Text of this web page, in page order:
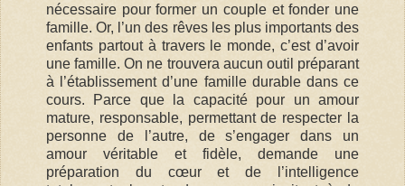
nécessaire pour former un couple et fonder une
famille. Or, l’un des rêves les plus importants des
enfants partout à travers le monde, c’est d’avoir
une famille. On ne trouvera aucun outil préparant
à l’établissement d’une famille durable dans ce
cours. Parce que la capacité pour un amour
mature, responsable, permettant de respecter la
personne de l’autre, de s’engager dans un
amour véritable et fidèle, demande une
préparation du cœur et de l’intelligence